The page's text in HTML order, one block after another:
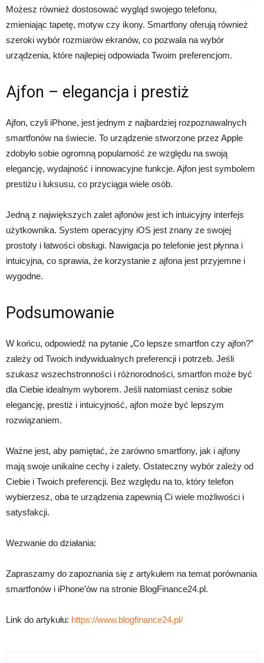
Możesz również dostosować wygląd swojego telefonu,
zmieniając tapetę, motyw czy ikony. Smartfony oferują również
szeroki wybór rozmiarów ekranów, co pozwala na wybór
urządzenia, które najlepiej odpowiada Twoim preferencjom.
Ajfon – elegancja i prestiż
Ajfon, czyli iPhone, jest jednym z najbardziej rozpoznawalnych
smartfonów na świecie. To urządzenie stworzone przez Apple
zdobyło sobie ogromną popularność ze względu na swoją
elegancję, wydajność i innowacyjne funkcje. Ajfon jest symbolem
prestiżu i luksusu, co przyciąga wiele osób.
Jedną z największych zalet ajfonów jest ich intuicyjny interfejs
użytkownika. System operacyjny iOS jest znany ze swojej
prostoty i łatwości obsługi. Nawigacja po telefonie jest płynna i
intuicyjna, co sprawia, że korzystanie z ajfona jest przyjemne i
wygodne.
Podsumowanie
W końcu, odpowiedź na pytanie „Co lepsze smartfon czy ajfon?”
zależy od Twoich indywidualnych preferencji i potrzeb. Jeśli
szukasz wszechstronności i różnorodności, smartfon może być
dla Ciebie idealnym wyborem. Jeśli natomiast cenisz sobie
elegancję, prestiż i intuicyjność, ajfon może być lepszym
rozwiązaniem.
Ważne jest, aby pamiętać, że zarówno smartfony, jak i ajfony
mają swoje unikalne cechy i zalety. Ostateczny wybór zależy od
Ciebie i Twoich preferencji. Bez względu na to, który telefon
wybierzesz, oba te urządzenia zapewnią Ci wiele możliwości i
satysfakcji.
Wezwanie do działania:
Zapraszamy do zapoznania się z artykułem na temat porównania
smartfonów i iPhone’ów na stronie BlogFinance24.pl.
Link do artykułu: https://www.blogfinance24.pl/